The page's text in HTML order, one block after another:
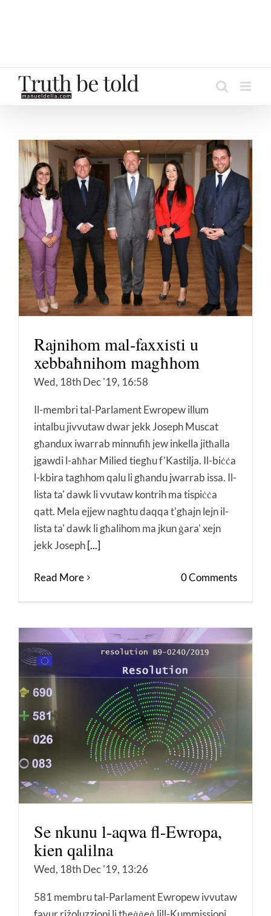
Rajnihom mal-faxxisti u
xebbaħnihom magħhom
Wed, 18th Dec '19, 16:58
Il-membri tal-Parlament Ewropew illum
intalbu jivvutaw dwar jekk Joseph Muscat
għandux iwarrab minnufiħ jew inkella jitħalla
jgawdi l-aħħar Milied tiegħu f'Kastilja. Il-biċċa
l-kbira tagħhom qalu li għandu jwarrab issa. Il-
lista ta' dawk li vvutaw kontrih ma tispiċċa
qatt. Mela ejjew nagħtu daqqa t'għajn lejn il-
lista ta' dawk li għalihom ma jkun ġara' xejn
jekk Joseph [...]
Read More 0 Comments
Se nkunu l-aqwa fl-Ewropa,
kien qalilna
Wed, 18th Dec '19, 13:26
581 membru tal-Parlament Ewropew ivvutaw